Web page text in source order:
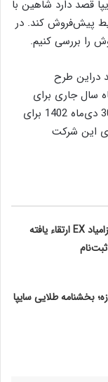
قصد دارد شاهین با
پیش‌فروش کند. در
را بررسی کنیم.
دراین طرح
سال جاری برای
شاهین اتوماتیک ثبت‌نام کرده‌اند و در تاریخ 30 دی‌ماه 1402 برای
این شرکت
آغاز طرح پیش‌فروش وانت زامیاد EX ارتقاء یافته
و تحویل ۹۰ روزه؛ بخشنامه طلایی سایپا